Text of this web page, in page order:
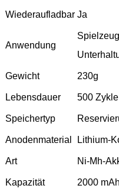
Wiederaufladbar Ja
Anwendung
Gewicht 230g
Lebensdauer 500
Speichertyp
Anodenmaterial Lithium-
Art Ni-Mh-
Kapazität 2000